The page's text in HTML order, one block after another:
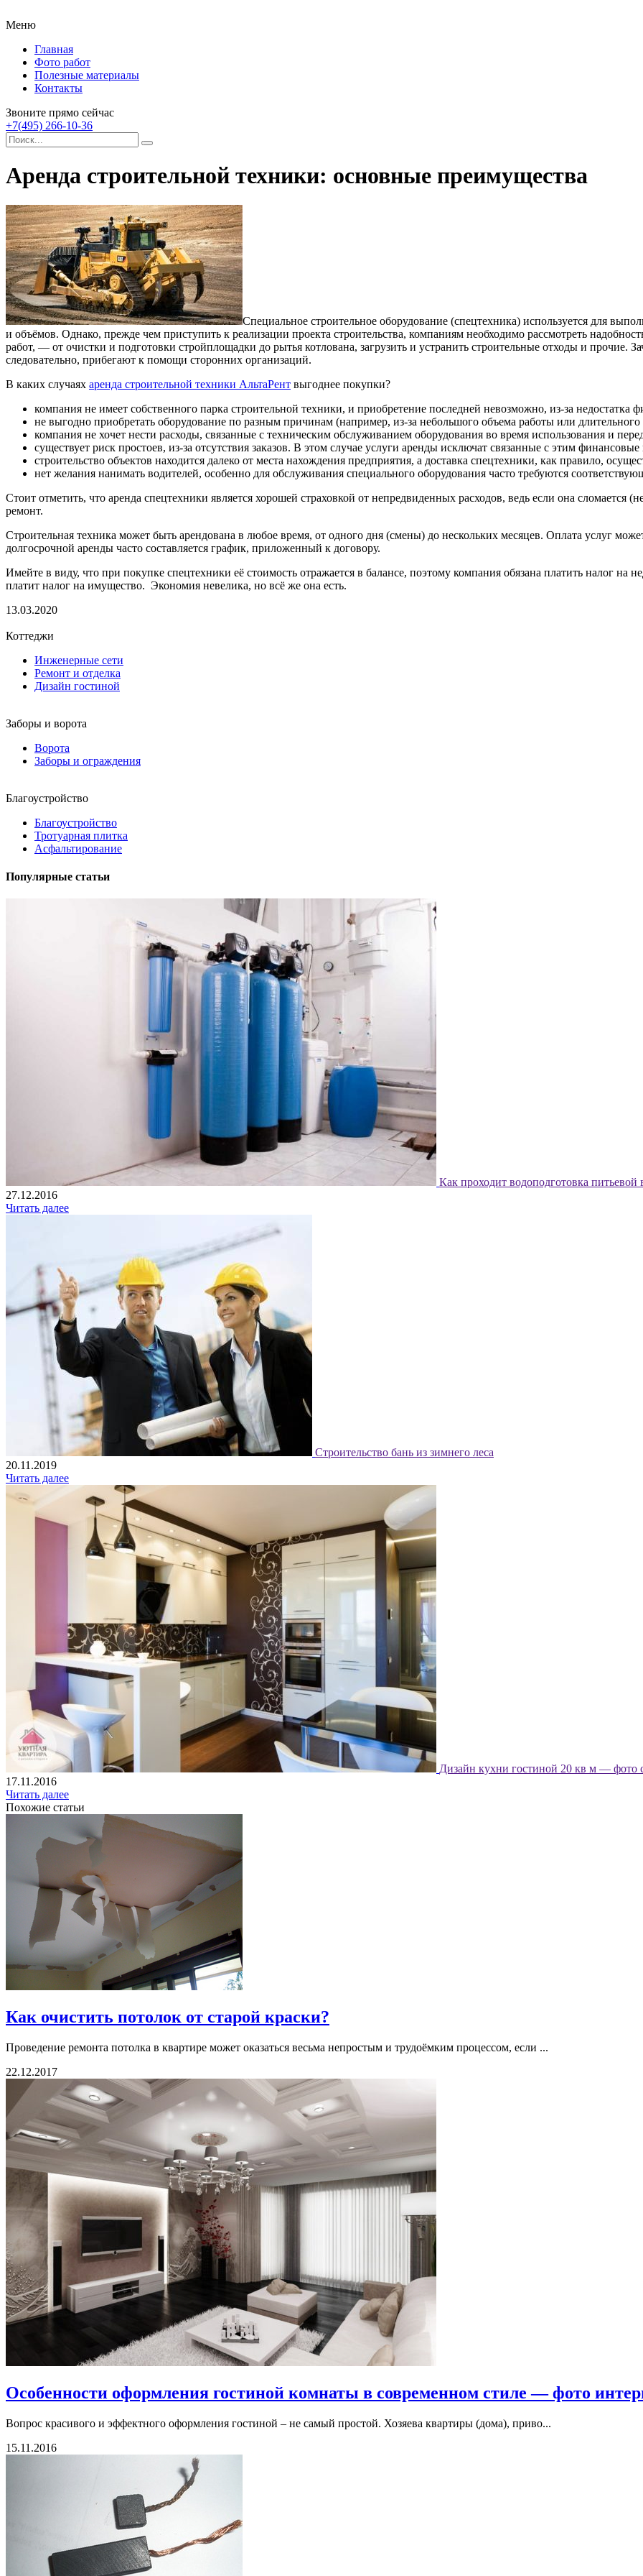
Меню
Главная
Фото работ
Полезные материалы
Контакты
Звоните прямо сейчас
+7(495) 266-10-36
Аренда строительной техники: основные преимущества
Специальное строительное оборудование (спецтехника) используется для
и объёмов. Однако, прежде чем приступить к реализации проекта строительства, компаниям необходимо рассмотреть
работ, — от очистки и подготовки стройплощадки до рытья котлована, загрузить и устранить строительные отходы и прочие.
следовательно, прибегают к помощи сторонних организаций.
В каких случаях аренда строительной техники АльтаРент выгоднее покупки?
компания не имеет собственного парка строительной техники, и приобретение последней невозможно, из-за недостатка
не выгодно приобретать оборудование по разным причинам (например, из-за небольшого объема работы или длительного
компания не хочет нести расходы, связанные с техническим обслуживанием оборудования во время использования и
существует риск простоев, из-за отсутствия заказов. В этом случае услуги аренды исключат связанные с этим финансовые
строительство объектов находится далеко от места нахождения предприятия, а доставка спецтехники, как правило,
нет желания нанимать водителей, особенно для обслуживания специального оборудования часто требуются
Стоит отметить, что аренда спецтехники является хорошей страховкой от непредвиденных расходов, ведь если она сломается
ремонт.
Строительная техника может быть арендована в любое время, от одного дня (смены) до нескольких месяцев. Оплата услуг
долгосрочной аренды часто составляется график, приложенный к договору.
Имейте в виду, что при покупке спецтехники её стоимость отражается в балансе, поэтому компания обязана платить налог
платит налог на имущество. Экономия невелика, но всё же она есть.
13.03.2020
Коттеджи
Инженерные сети
Ремонт и отделка
Дизайн гостиной
Заборы и ворота
Ворота
Заборы и ограждения
Благоустройство
Благоустройство
Тротуарная плитка
Асфальтирование
Популярные статьи
Как проходит водоподготовка питьевой
27.12.2016
Читать далее
Строительство бань из зимнего леса
20.11.2019
Читать далее
Дизайн кухни гостиной 20 кв м — фото
17.11.2016
Читать далее
Похожие статьи
Как очистить потолок от старой краски?
Проведение ремонта потолка в квартире может оказаться весьма непростым и трудоёмким процессом, если ...
22.12.2017
Особенности оформления гостиной комнаты в современном стиле — фото
Вопрос красивого и эффектного оформления гостиной – не самый простой. Хозяева квартиры (дома), приво...
15.11.2016